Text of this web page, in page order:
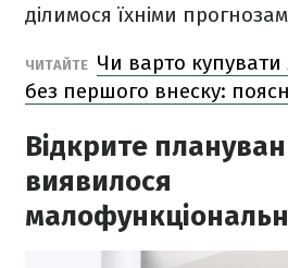
ділимося їхніми
ЧИТАЙТЕ Чи варто
без першого внеску:
Відкрите
виявилося